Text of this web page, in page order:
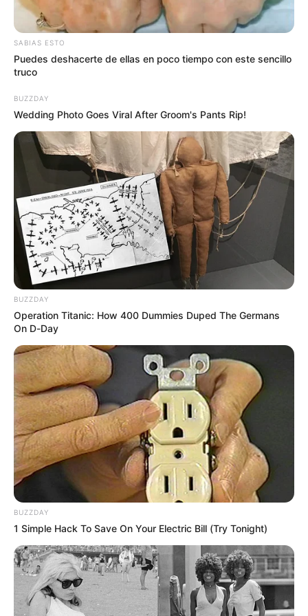
Desadaptado hincha de Santa Fe
olvidó sus raíces y le podría chantar
sanción al equipo por racismo
Pese a esto, la Comisión Distrital de Seguridad,
Comodidad y Convivencia para el Fútbol de Bogotá, negó
la realización del encuentro en El Campín y, además de
eso,prohibió la entrada de hinchada visitante.
Inicialmente, se conoció que el motivo principal que dio la
comisión para no aceptar jugar en El Campín y con
hinchada visitante es que este fin de semana se
celebrará el Día de la Madre.
Sin embargo,
adicionalesque llevaron a las autoridades a no prestar el
estadio ni permitir el ingreso de barras de Nacional.
No prestaron El Campín por tratarse
SABIAS ESTO
Puedes deshacerte de ellas en poco tiempo con este sencillo
truco
BUZZDAY
Wedding Photo Goes Viral After Groom's Pants Rip!
BUZZDAY
Operation Titanic: How 400 Dummies Duped The Germans
On D-Day
BUZZDAY
1 Simple Hack To Save On Your Electric Bill (Try Tonight)